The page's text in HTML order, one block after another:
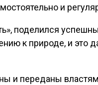
и
поделился
к природе, и
и переданы